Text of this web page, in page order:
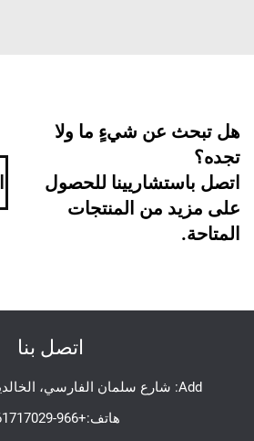
هل تبحث عن شيءٍ ما ولا
تجده؟
اتصل باستشاريينا للحصول
على مزيد من المنتجات
المتاحة.
اتصل بنا
Add: شارع سلمان الفارسي، الخالدية الجنوبية، الدمام
هاتف:+966-0561717029